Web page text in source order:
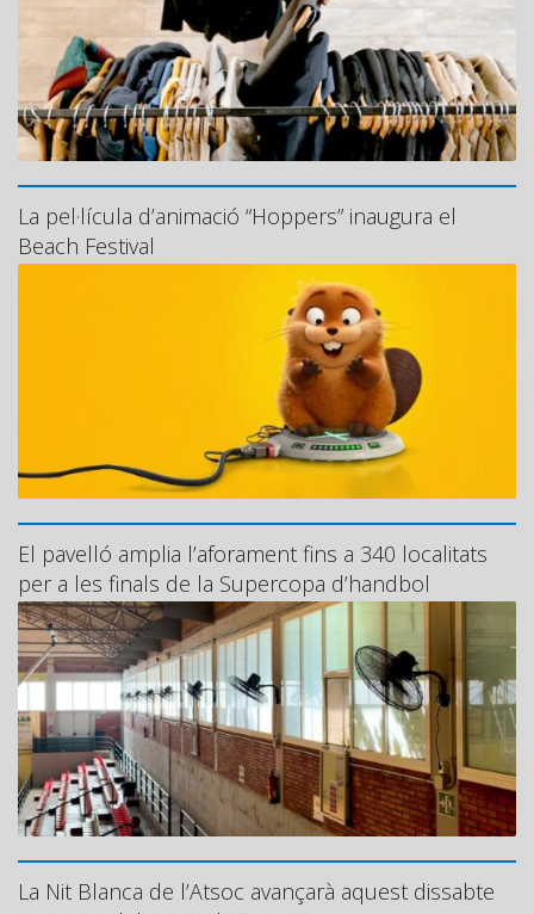
La pel·lícula d’animació “Hoppers” inaugura el
Beach Festival
El pavelló amplia l’aforament fins a 340 localitats
per a les finals de la Supercopa d’handbol
La Nit Blanca de l’Atsoc avançarà aquest dissabte